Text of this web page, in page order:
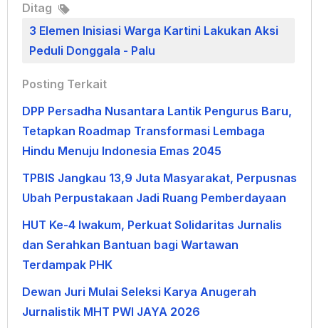
Ditag
3 Elemen Inisiasi Warga Kartini Lakukan Aksi
Peduli Donggala - Palu
Posting Terkait
DPP Persadha Nusantara Lantik Pengurus Baru,
Tetapkan Roadmap Transformasi Lembaga
Hindu Menuju Indonesia Emas 2045
TPBIS Jangkau 13,9 Juta Masyarakat, Perpusnas
Ubah Perpustakaan Jadi Ruang Pemberdayaan
HUT Ke-4 Iwakum, Perkuat Solidaritas Jurnalis
dan Serahkan Bantuan bagi Wartawan
Terdampak PHK
Dewan Juri Mulai Seleksi Karya Anugerah
Jurnalistik MHT PWI JAYA 2026